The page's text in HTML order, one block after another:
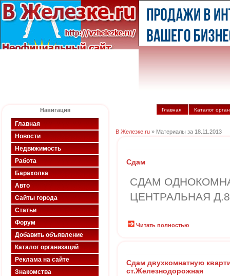
Навигация
Главная
Новости
Недвижимость
Работа
Барахолка
Авто
Сайты города
Статьи
Форум
Добавить объявление
Каталог организаций
Реклама на сайте
Знакомства
Главная Каталог
В Железке.ru » Материалы за 18.11.2013
Сдам
СДАМ
ЦЕНТРАЛЬНАЯ Д.8
Читать полностью
Сдам двухкомнатную
ст.Железнодорожная